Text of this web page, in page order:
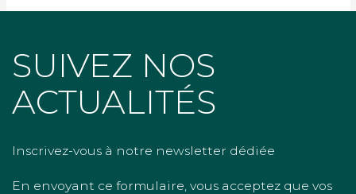
SUIVEZ NOS
ACTUALITÉS
Inscrivez-vous à notre newsletter dédiée
En envoyant ce formulaire, vous acceptez que vos